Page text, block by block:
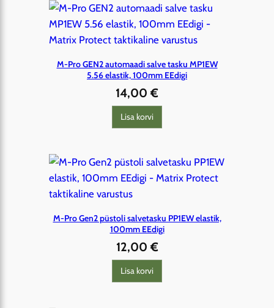
M-Pro GEN2 automaadi salve tasku MP1EW
5.56 elastik, 100mm EEdigi
14,00€
Lisa korvi
M-Pro Gen2 püstoli salvetasku PP1EW elastik,
100mm EEdigi
12,00€
Lisa korvi